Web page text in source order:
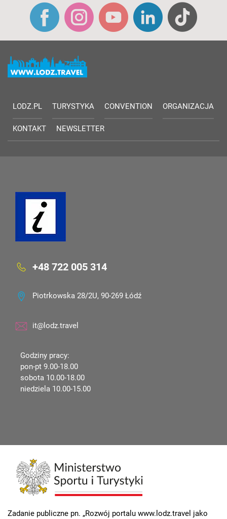
LODZ.PL TURYSTYKA CONVENTION ORGANIZACJA
KONTAKT NEWSLETTER
+48 722 005 314
Piotrkowska 28/2U, 90-269 Łódź
it@lodz.travel
Godziny pracy:
pon-pt 9.00-18.00
sobota 10.00-18.00
niedziela 10.00-15.00
Zadanie publiczne pn. „Rozwój portalu www.lodz.travel jako